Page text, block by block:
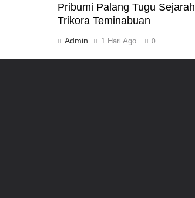
Pribumi Palang Tugu Sejarah
Trikora Teminabuan
Admin 1 Hari Ago 0